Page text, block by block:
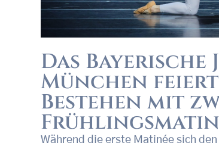
Das
München feiert
Bestehen mit
Während die erste Matinée sich